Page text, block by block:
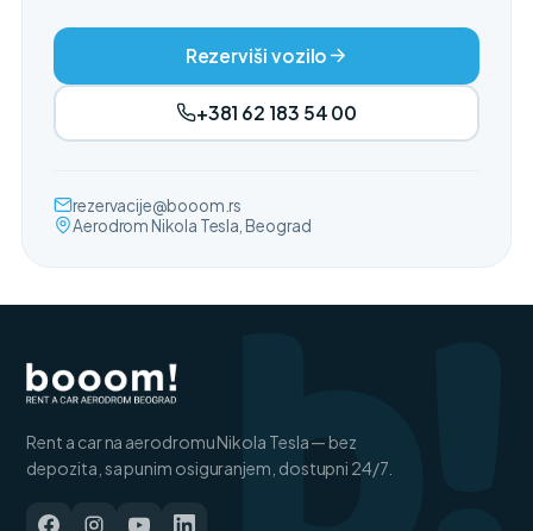
Rezerviši vozilo
+381 62 183 54 00
rezervacije@booom.rs
Aerodrom Nikola Tesla, Beograd
Rent a car na aerodromu Nikola Tesla — bez
depozita, sa punim osiguranjem, dostupni 24/7.